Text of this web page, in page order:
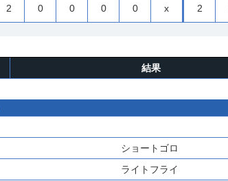
2 0 0 0 0 x 2
結果
ショートゴロ
ライトフライ